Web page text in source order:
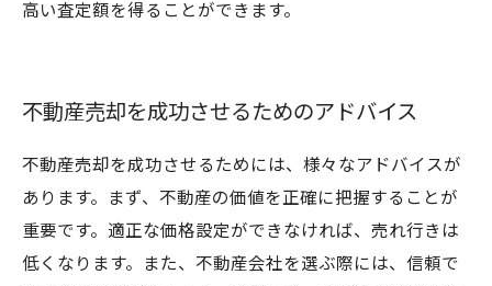
高い査定額を得ることができます。
不動産売却を成功させるためのアドバイス
不動産売却を成功させるためには、様々なアドバイスが
あります。まず、不動産の価値を正確に把握することが
重要です。適正な価格設定ができなければ、売れ行きは
低くなります。また、不動産会社を選ぶ際には、信頼で